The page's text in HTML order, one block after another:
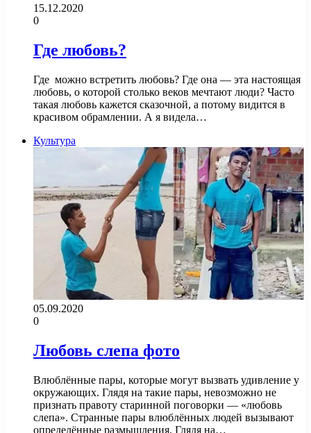
15.12.2020
0
Где любовь?
Где можно встретить любовь? Где она — эта настоящая
любовь, о которой столько веков мечтают люди? Часто
такая любовь кажется сказочной, а потому видится в
красивом обрамлении. А я видела…
Культура
05.09.2020
0
Любовь слепа фото
Влюблённые пары, которые могут вызвать удивление у
окружающих. Глядя на такие пары, невозможно не
признать правоту старинной поговорки — «любовь
слепа». Странные пары влюблённых людей вызывают
определённые размышления. Глядя на…